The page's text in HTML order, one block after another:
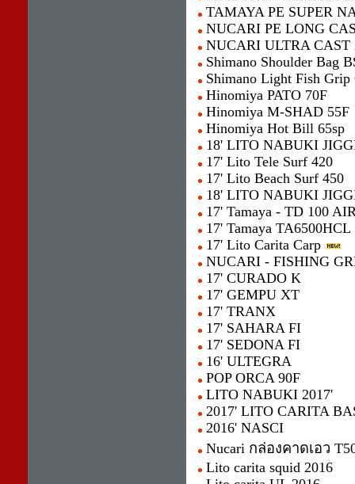
TAMAYA PE SUPER
NUCARI PE LONG
NUCARI ULTRA CAST
Shimano Shoulder Bag
Shimano Light Fish Grip
Hinomiya PATO 70F
Hinomiya M-SHAD 55F
Hinomiya Hot Bill 65sp
18' LITO NABUKI
17' Lito Tele Surf 420
17' Lito Beach Surf 450
18' LITO NABUKI
17' Tamaya - TD 100
17' Tamaya TA6500HCL
17' Lito Carita Carp
NUCARI - FISHING
17' CURADO K
17' GEMPU XT
17' TRANX
17' SAHARA FI
17' SEDONA FI
16' ULTEGRA
POP ORCA 90F
LITO NABUKI 2017'
2017' LITO CARITA
2016' NASCI
Nucari กล่องคาดเอว
Lito carita squid 2016